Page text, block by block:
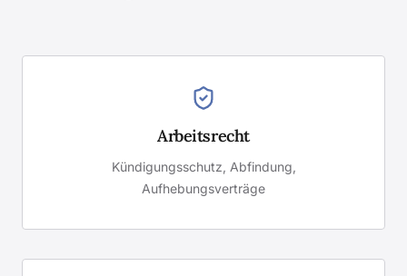
Arbeitsrecht
Kündigungsschutz, Abfindung,
Aufhebungsverträge